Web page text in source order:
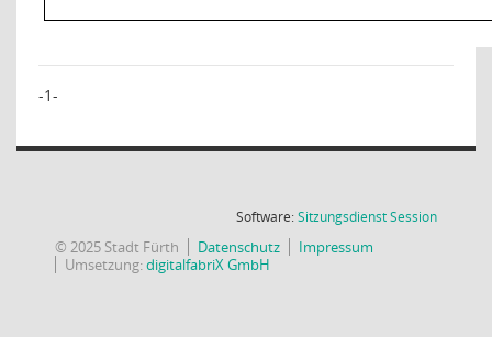
-1-
Software:SitzungsdienstSession(Wird in
© 2025 Stadt Fürth Datenschutz
Impressum
Umsetzung:digitalfabriX GmbH